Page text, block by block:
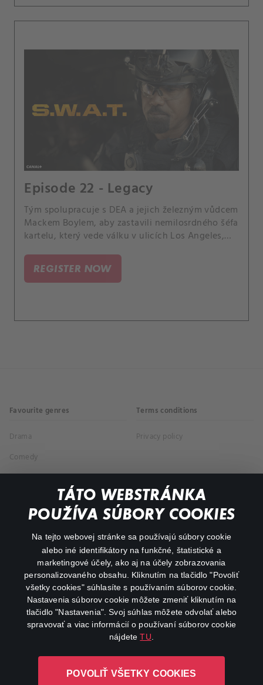
TÁTO WEBSTRÁNKA
POUŽÍVA SÚBORY COOKIES
Na tejto webovej stránke sa používajú súbory cookie
alebo iné identifikátory na funkčné, štatistické a
marketingové účely, ako aj na účely zobrazovania
personalizovaného obsahu. Kliknutím na tlačidlo "Povoliť
všetky cookies" súhlasíte s používaním súborov cookie.
Nastavenia súborov cookie môžete zmeniť kliknutím na
tlačidlo "Nastavenia". Svoj súhlas môžete odvolať alebo
spravovať a viac informácií o používaní súborov cookie
nájdeteTU
POVOLIŤ VŠETKY COOKIES
Episode 22 - Legacy
Tým spolupracuje s DEA a jejich železným vůdcem
Mackem Boylem, aby zastavili nemilosrdného šéfa
kartelu, který vede válku v ulicích Los Angeles,
syna.
REGISTER NOW
Favourite genres
Drama
Comedy
Terms conditions
Privacy policy
My profile
Important links
Canal+ Luxembourg S. à r.l. so sídlom Rue Albert Borschette 4,